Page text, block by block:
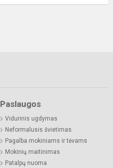
Paslaugos
Vidurinis ugdymas
Neformalusis švietimas
Pagalba mokiniams ir tėvams
Mokinių maitinimas
Patalpų nuoma